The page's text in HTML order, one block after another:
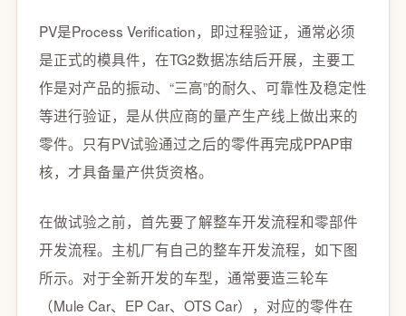
PV是Process Verification，即过程验证，通常必须
是正式的模具件，在TG2数据冻结后开展，主要工
作是对产品的振动、“三高”的耐久、可靠性及稳定性
等进行验证，是从供应商的量产生产线上做出来的
零件。只有PV试验通过之后的零件再完成PPAP审
核，才具备量产供货资格。
在做试验之前，首先要了解整车开发流程和零部件
开发流程。主机厂有自己的整车开发流程，如下图
所示。对于全新开发的车型，通常要造三轮车
（Mule Car、EP Car、OTS Car），对应的零件在